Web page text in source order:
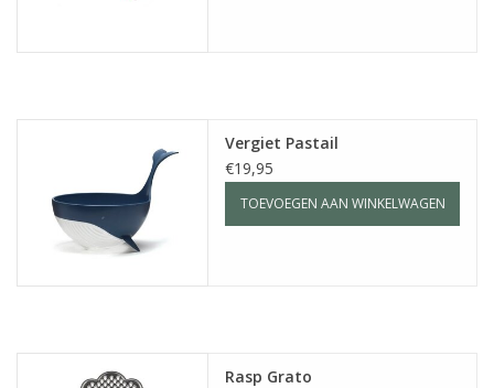
Vergiet Pastail
€19,95
TOEVOEGEN AAN WINKELWAGEN
Rasp Grato